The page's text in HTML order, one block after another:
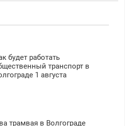
будет работать
транспорт в
1 августа
трамвая в Волгограде